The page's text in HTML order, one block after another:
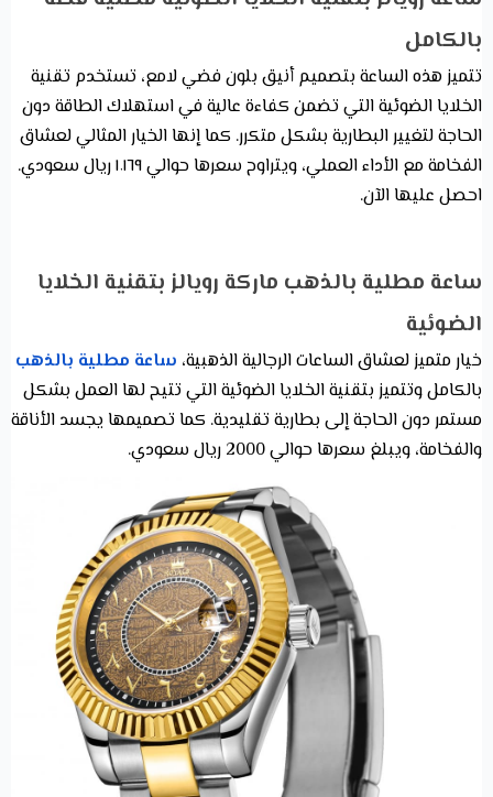
بالكامل
تتميز هذه الساعة بتصميم أنيق بلون فضي لامع، تستخدم تقنية
الخلايا الضوئية التي تضمن كفاءة عالية في استهلاك الطاقة دون
الحاجة لتغيير البطارية بشكل متكرر. كما إنها الخيار المثالي لعشاق
الفخامة مع الأداء العملي، ويتراوح سعرها حوالي ١٬١٦٩ ريال سعودي.
احصل عليها الآن.
ساعة مطلية بالذهب ماركة رويالز بتقنية الخلايا
الضوئية
خيار متميز لعشاق الساعات الرجالية الذهبية، ساعة مطلية بالذهب
بالكامل وتتميز بتقنية الخلايا الضوئية التي تتيح لها العمل بشكل
مستمر دون الحاجة إلى بطارية تقليدية. كما تصميمها يجسد الأناقة
والفخامة، ويبلغ سعرها حوالي 2000 ريال سعودي.